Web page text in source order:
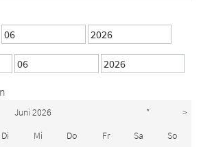
Juni 2026 *
>
Di Mi Do Fr Sa
So